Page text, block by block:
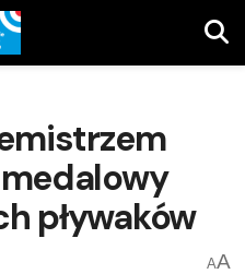
pływaków
AA